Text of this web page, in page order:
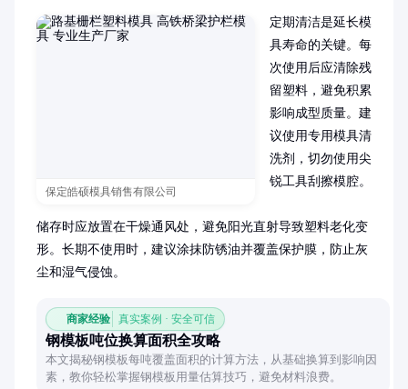
保定皓硕模具销售有限公司
定期清洁是延长模
具寿命的关键。每
次使用后应清除残
留塑料，避免积累
影响成型质量。建
议使用专用模具清
洗剂，切勿使用尖
锐工具刮擦模腔。
储存时应放置在干燥通风处，避免阳光直射导致塑料老化变
形。长期不使用时，建议涂抹防锈油并覆盖保护膜，防止灰
尘和湿气侵蚀。
商家经验 真实案例 · 安全可信
钢模板吨位换算面积全攻略
本文揭秘钢模板每吨覆盖面积的计算方法，从基础换算到影响因
素，教你轻松掌握钢模板用量估算技巧，避免材料浪费。